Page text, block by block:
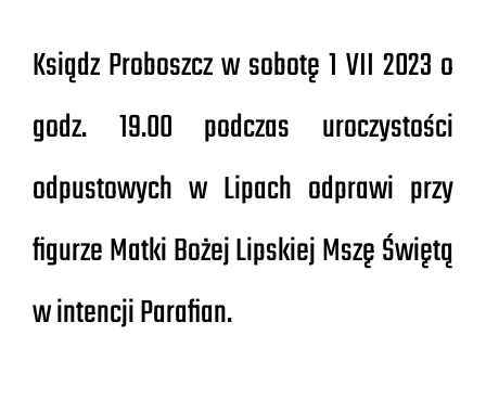
Ksiądz Proboszcz w sobotę 1 VII 2023 o
godz. 19.00 podczas uroczystości
odpustowych w Lipach odprawi przy
figurze Matki Bożej Lipskiej Mszę Świętą
w intencji Parafian.